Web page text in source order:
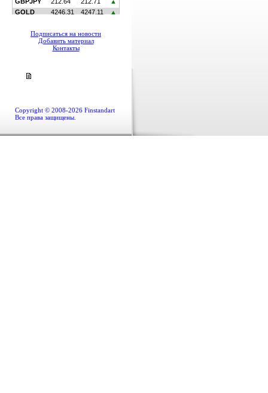
Подписаться на новости
Добавить материал
Контакты
Copyright © 2008-2026 Finstandart
Все права защищены.